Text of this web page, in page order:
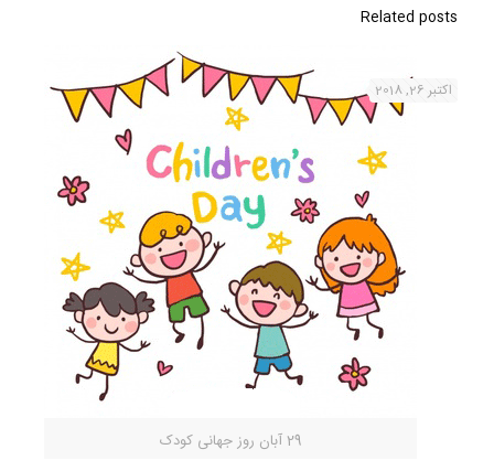
Related posts
29 آبان روز جهانی کودک
اکتبر 26, 2018